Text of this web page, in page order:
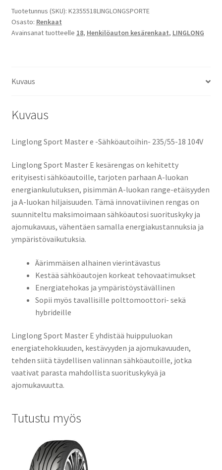
Sport
Master
e
Tuotetunnus (SKU): K2355518LINGLONGSPORTE
Osasto: Renkaat
Avainsanat tuotteelle 18, Henkilöauton kesärenkaat, LINGLONG
Kuvaus
Kuvaus
Linglong Sport Master e -Sähköautoihin- 235/55-18 104V
Linglong Sport Master E kesärengas on kehitetty
erityisesti sähköautoille, tarjoten parhaan A-luokan
energiankulutuksen, pisimmän A-luokan range-etäisyyden
ja A-luokan hiljaisuuden. Tämä innovatiivinen rengas on
suunniteltu maksimoimaan sähköautosi suorituskyky ja
ajomukavuus, vähentäen samalla energiakustannuksia ja
ympäristövaikutuksia.
Äärimmäisen alhainen vierintävastus
Kestää sähköautojen korkeat tehovaatimukset
Energiatehokas ja ympäristöystävällinen
Sopii myös tavallisille polttomoottori- sekä
hybrideille
Linglong Sport Master E yhdistää huippuluokan
energiatehokkuuden, kestävyyden ja ajomukavuuden,
tehden siitä täydellisen valinnan sähköautoille, jotka
vaativat parasta mahdollista suorituskykyä ja
ajomukavuutta.
Tutustu myös